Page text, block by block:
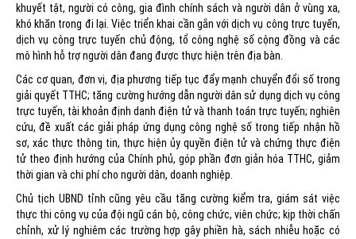
khuyết tật, người có công, gia đình chính sách và người dân ở vùng xa,
khó khăn trong đi lại. Việc triển khai cần gắn với dịch vụ công trực tuyến,
dịch vụ công trực tuyến chủ động, tổ công nghệ số cộng đồng và các
mô hình hỗ trợ người dân đang được thực hiện trên địa bàn.
Các cơ quan, đơn vị, địa phương tiếp tục đẩy mạnh chuyển đổi số trong
giải quyết TTHC; tăng cường hướng dẫn người dân sử dụng dịch vụ công
trực tuyến, tài khoản định danh điện tử và thanh toán trực tuyến; nghiên
cứu, đề xuất các giải pháp ứng dụng công nghệ số trong tiếp nhận hồ
sơ, xác thực thông tin, thực hiện ủy quyền điện tử và chứng thực điện
tử theo định hướng của Chính phủ, góp phần đơn giản hóa TTHC, giảm
thời gian và chi phí cho người dân, doanh nghiệp.
Chủ tịch UBND tỉnh cũng yêu cầu tăng cường kiểm tra, giám sát việc
thực thi công vụ của đội ngũ cán bộ, công chức, viên chức; kịp thời chấn
chỉnh, xử lý nghiêm các trường hợp gây phiền hà, sách nhiễu hoặc có